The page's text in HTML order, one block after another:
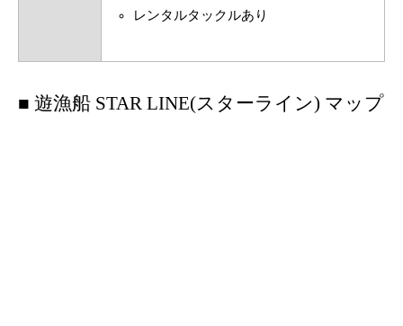
レンタルタックルあり
■ 遊漁船 STAR LINE(スターライン) マップ